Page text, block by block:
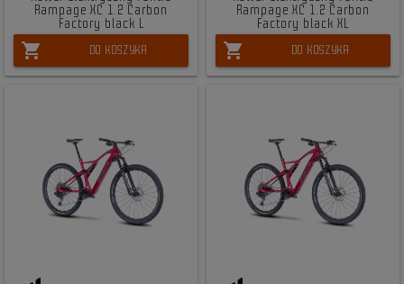
Rampage XC 1.2 Carbon
Factory black L
shopping_cart DO KOSZYKA
Rampage XC 1.2 Carbon
Factory black XL
shopping_cart DO KOSZYKA